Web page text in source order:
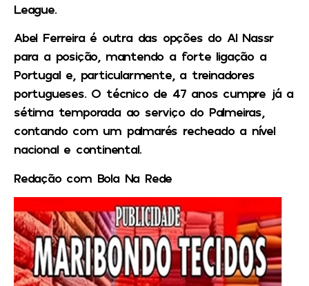
League.
Abel Ferreira é outra das opções do Al Nassr
para a posição, mantendo a forte ligação a
Portugal e, particularmente, a treinadores
portugueses. O técnico de 47 anos cumpre já a
sétima temporada ao serviço do Palmeiras,
contando com um palmarés recheado a nível
nacional e continental.
Redação com Bola Na Rede